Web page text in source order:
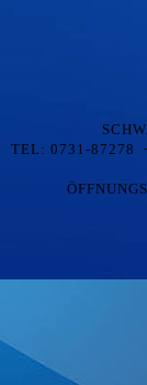
TEL: 0731-87278